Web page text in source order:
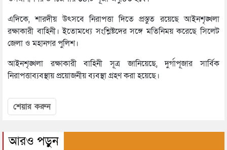
এদিকে, শারদীয় উৎসবে নিরাপত্তা দিতে প্রস্তুত রয়েছে আইনশৃঙ্খলা
রক্ষাকারী বাহিনী। ইতোমধ্যে সংশ্লিষ্টদের সঙ্গে মতিনিময় করেছে সিলেট
জেলা ও মহানগর পুলিশ।
আইনশৃঙ্খলা রক্ষাকারী বাহিনী সূত্র জানিয়েছে, দুর্গাপূজার সার্বিক
নিরাপত্তাব্যবস্থায় প্রয়োজনীয় ব্যবস্থা গ্রহণ করা হয়েছে।
শেয়ার করুন
আরও পড়ুন